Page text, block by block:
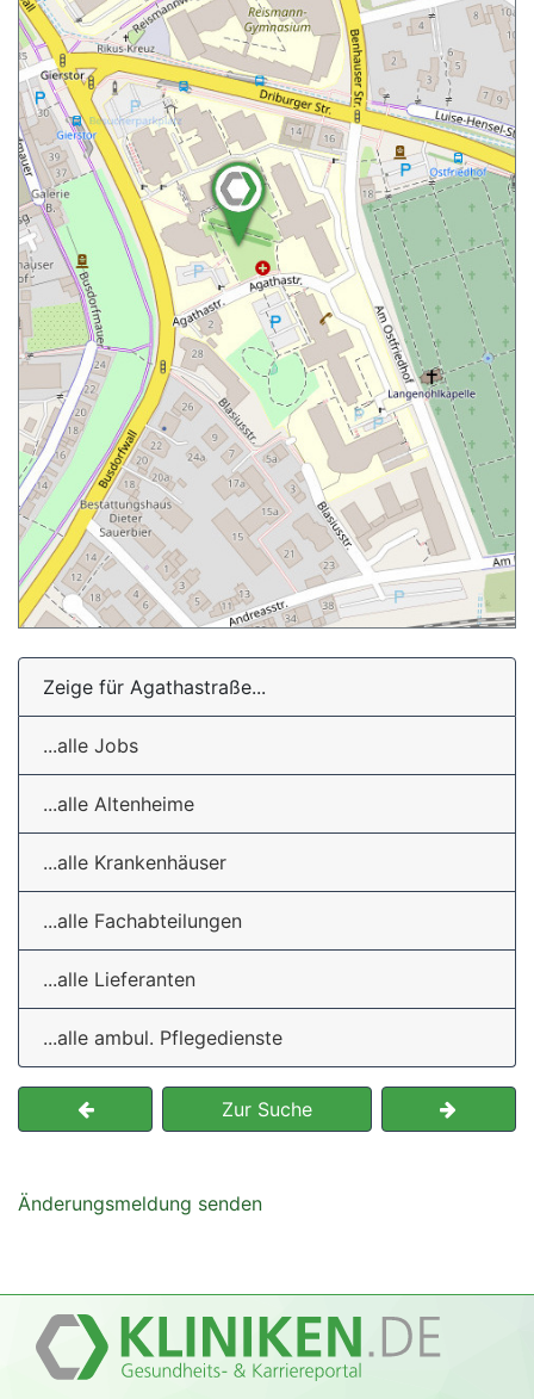
Zeige für Agathastraße...
...alle Jobs
...alle Altenheime
...alle Krankenhäuser
...alle Fachabteilungen
...alle Lieferanten
...alle ambul. Pflegedienste
Zur Suche
Änderungsmeldung senden